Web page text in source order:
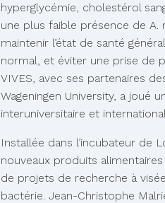
hyperglycémie, cholestérol
une plus faible présence de
maintenir l’état de santé
normal, et éviter une prise de
VIVES, avec ses partenaires
Wageningen University, a
interuniversitaire et
Installée dans l’incubateur de
nouveaux produits
de projets de recherche à
bactérie. Jean-Christophe